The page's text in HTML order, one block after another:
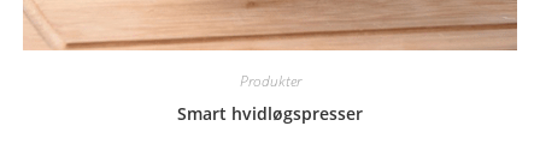
Produkter
Smart hvidløgspresser